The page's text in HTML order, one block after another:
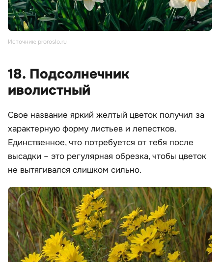
Источник: proroslo.ru
18. Подсолнечник
иволистный
Свое название яркий желтый цветок получил за
характерную форму листьев и лепестков.
Единственное, что потребуется от тебя после
высадки – это регулярная обрезка, чтобы цветок
не вытягивался слишком сильно.